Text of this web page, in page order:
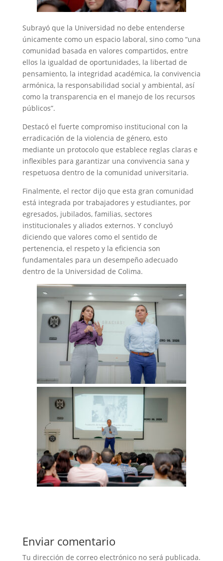
Subrayó que la Universidad no debe entenderse
únicamente como un espacio laboral, sino como “una
comunidad basada en valores compartidos, entre
ellos la igualdad de oportunidades, la libertad de
pensamiento, la integridad académica, la convivencia
armónica, la responsabilidad social y ambiental, así
como la transparencia en el manejo de los recursos
públicos”.
Destacó el fuerte compromiso institucional con la
erradicación de la violencia de género, esto
mediante un protocolo que establece reglas claras e
inflexibles para garantizar una convivencia sana y
respetuosa dentro de la comunidad universitaria.
Finalmente, el rector dijo que esta gran comunidad
está integrada por trabajadores y estudiantes, por
egresados, jubilados, familias, sectores
institucionales y aliados externos. Y concluyó
diciendo que valores como el sentido de
pertenencia, el respeto y la eficiencia son
fundamentales para un desempeño adecuado
dentro de la Universidad de Colima.
Enviar comentario
Tu dirección de correo electrónico no será publicada.